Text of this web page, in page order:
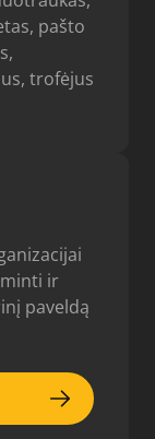
pašto
trofėjus
ir
paveldą